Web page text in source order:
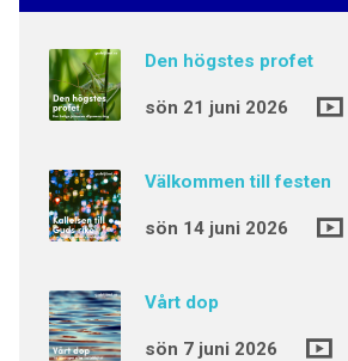
Den högstes profet
sön 21 juni 2026
Välkommen till festen
sön 14 juni 2026
Vårt dop
sön 7 juni 2026